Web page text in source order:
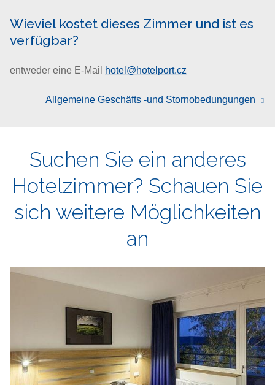
Wieviel kostet dieses Zimmer und ist es
verfügbar?
entweder eine E-Mail hotel@hotelport.cz
Allgemeine Geschäfts -und Stornobedungungen
Suchen Sie ein anderes
Hotelzimmer? Schauen Sie
sich weitere Möglichkeiten
an